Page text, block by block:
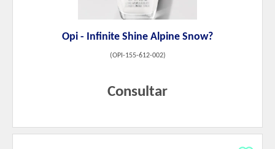
Opi - Infinite Shine Alpine Snow?
(OPI-155-612-002)
Consultar